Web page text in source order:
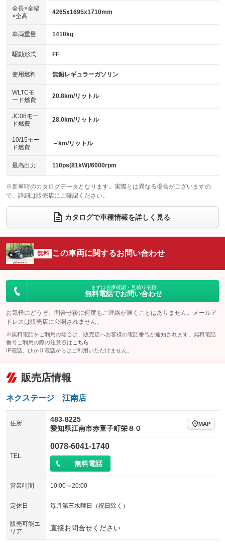
：装備なし
パワーウィンドウ
アイドリングストップ
：装備なし
USB入力端子
：装備あり
100V電源
：装備なし
センターデフロック
：装備なし
電動格納ミラー
：装備あり
アルミホイール
：装備なし
HID(キセノンライト)
バックカメラ
エアロ
：装備なし
ローダウン
：装備なし
ベンチシート
：装備なし
チップアップシート
：装備なし
電動格納サードシート
：装備なし シートヒーター
：装備あり
ウォークスルー
電動リアゲート フロントカメラ
：装備なし
シートエアコン
：装備なし 全周囲カメラ
：装備なし
サイドカメラ
：装備なし ルーフレール
：装備なし
エアサスペンション ヘッドライトウォッシャー
全長×全幅
×全高
4265x1695x1710mm
車両重量 1410kg
駆動形式 FF
使用燃料 無鉛レギュラーガソリン
WLTCモ
ード燃費
20.8km/リットル
JC08モー
ド燃費
28.0km/リットル
10/15モー
ド燃費
－km/リットル
最高出力 110ps(81kW)/6000rpm
※新車時のカタログデータとなります。実際とは異なる場合がございますの
で、詳細は販売店にご確認ください。
カタログで車種情報を詳しく見る
無料 この車両に関するお問い合わせ
まずは在庫確認・見積り依頼
無料電話でお問い合わせ
お気軽にどうぞ。問合せ後に何度もご連絡が届くことはありません。メールア
ドレスは販売店に公開されません。
※無料電話をご利用の場合は、販売店へお客様の電話番号が通知されます。無料電話
番号ご利用の際の注意点は こちら
IP電話、ひかり電話からはご利用いただけません。
販売店情報
ネクステージ 江南店
住所
483-8225
愛知県江南市赤童子町栄８０
MAP
TEL
0078-6041-1740
無料電話
営業時間 10:00～20:00
定休日 毎月第三水曜日（祝日除く）
販売可能エ
リア
直接お問合せください